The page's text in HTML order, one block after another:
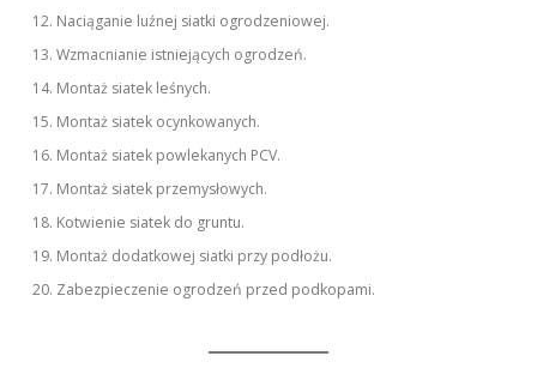
Naciąganie luźnej siatki ogrodzeniowej.
Wzmacnianie istniejących ogrodzeń.
Montaż siatek leśnych.
Montaż siatek ocynkowanych.
Montaż siatek powlekanych PCV.
Montaż siatek przemysłowych.
Kotwienie siatek do gruntu.
Montaż dodatkowej siatki przy podłożu.
Zabezpieczenie ogrodzeń przed podkopami.